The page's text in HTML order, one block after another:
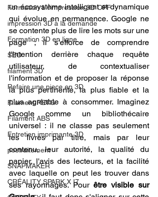
Formation à l'impression 3D CPF
impression 3D à la demande
Formation 3D en ligne.
SEO
filament 3D
Refaire une piece en 3D
Filament PETG
Filament ABS
Entretien imprimante 3D
postraitement
SNAPMAKER
CRÉALITY SPARK X I7
un écosystème intelligent et dynamique
qui évolue en permanence. Google ne
se contente plus de lire les mots sur une
page ; il s'efforce de comprendre
l'intention derrière chaque requête
utilisateur, de contextualiser
l'information et de proposer la réponse
la plus pertinente, la plus fiable et la
plus agréable à consommer. Imaginez
Google comme un bibliothécaire
universel : il ne classe pas seulement
les livres par titre, mais par leur
contenu, leur autorité, la qualité du
papier, l'avis des lecteurs, et la facilité
avec laquelle on peut les trouver dans
ses rayonnages. Pour être visible sur